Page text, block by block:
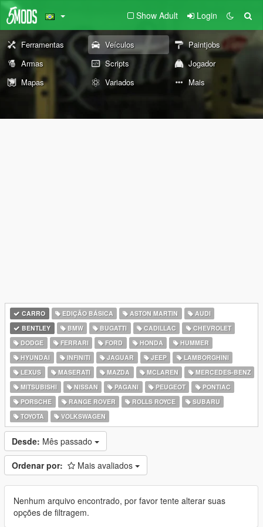
Show Adult Login
Ferramentas Veículos
Paintjobs
Armas
Scripts
Jogador
Mapas
Variados Mais
CARRO EDIÇÃO BÁSICA ASTON MARTIN
AUDI
BENTLEY
BMW BUGATTI CADILLAC
CHEVROLET
DODGE
FERRARI FORD HONDA
HUMMER
HYUNDAI
INFINITI JAGUAR JEEP
LAMBORGHINI
LEXUS
MASERATI MAZDA MCLAREN
MERCEDES-BENZ
MITSUBISHI
NISSAN PAGANI PEUGEOT
PONTIAC
PORSCHE
RANGE ROVER ROLLS ROYCE
SUBARU
TOYOTA
VOLKSWAGEN
Desde: Mês passado
Ordenar por: Mais avaliados
Nenhum arquivo encontrado, por favor tente alterar suas
opções de filtragem.